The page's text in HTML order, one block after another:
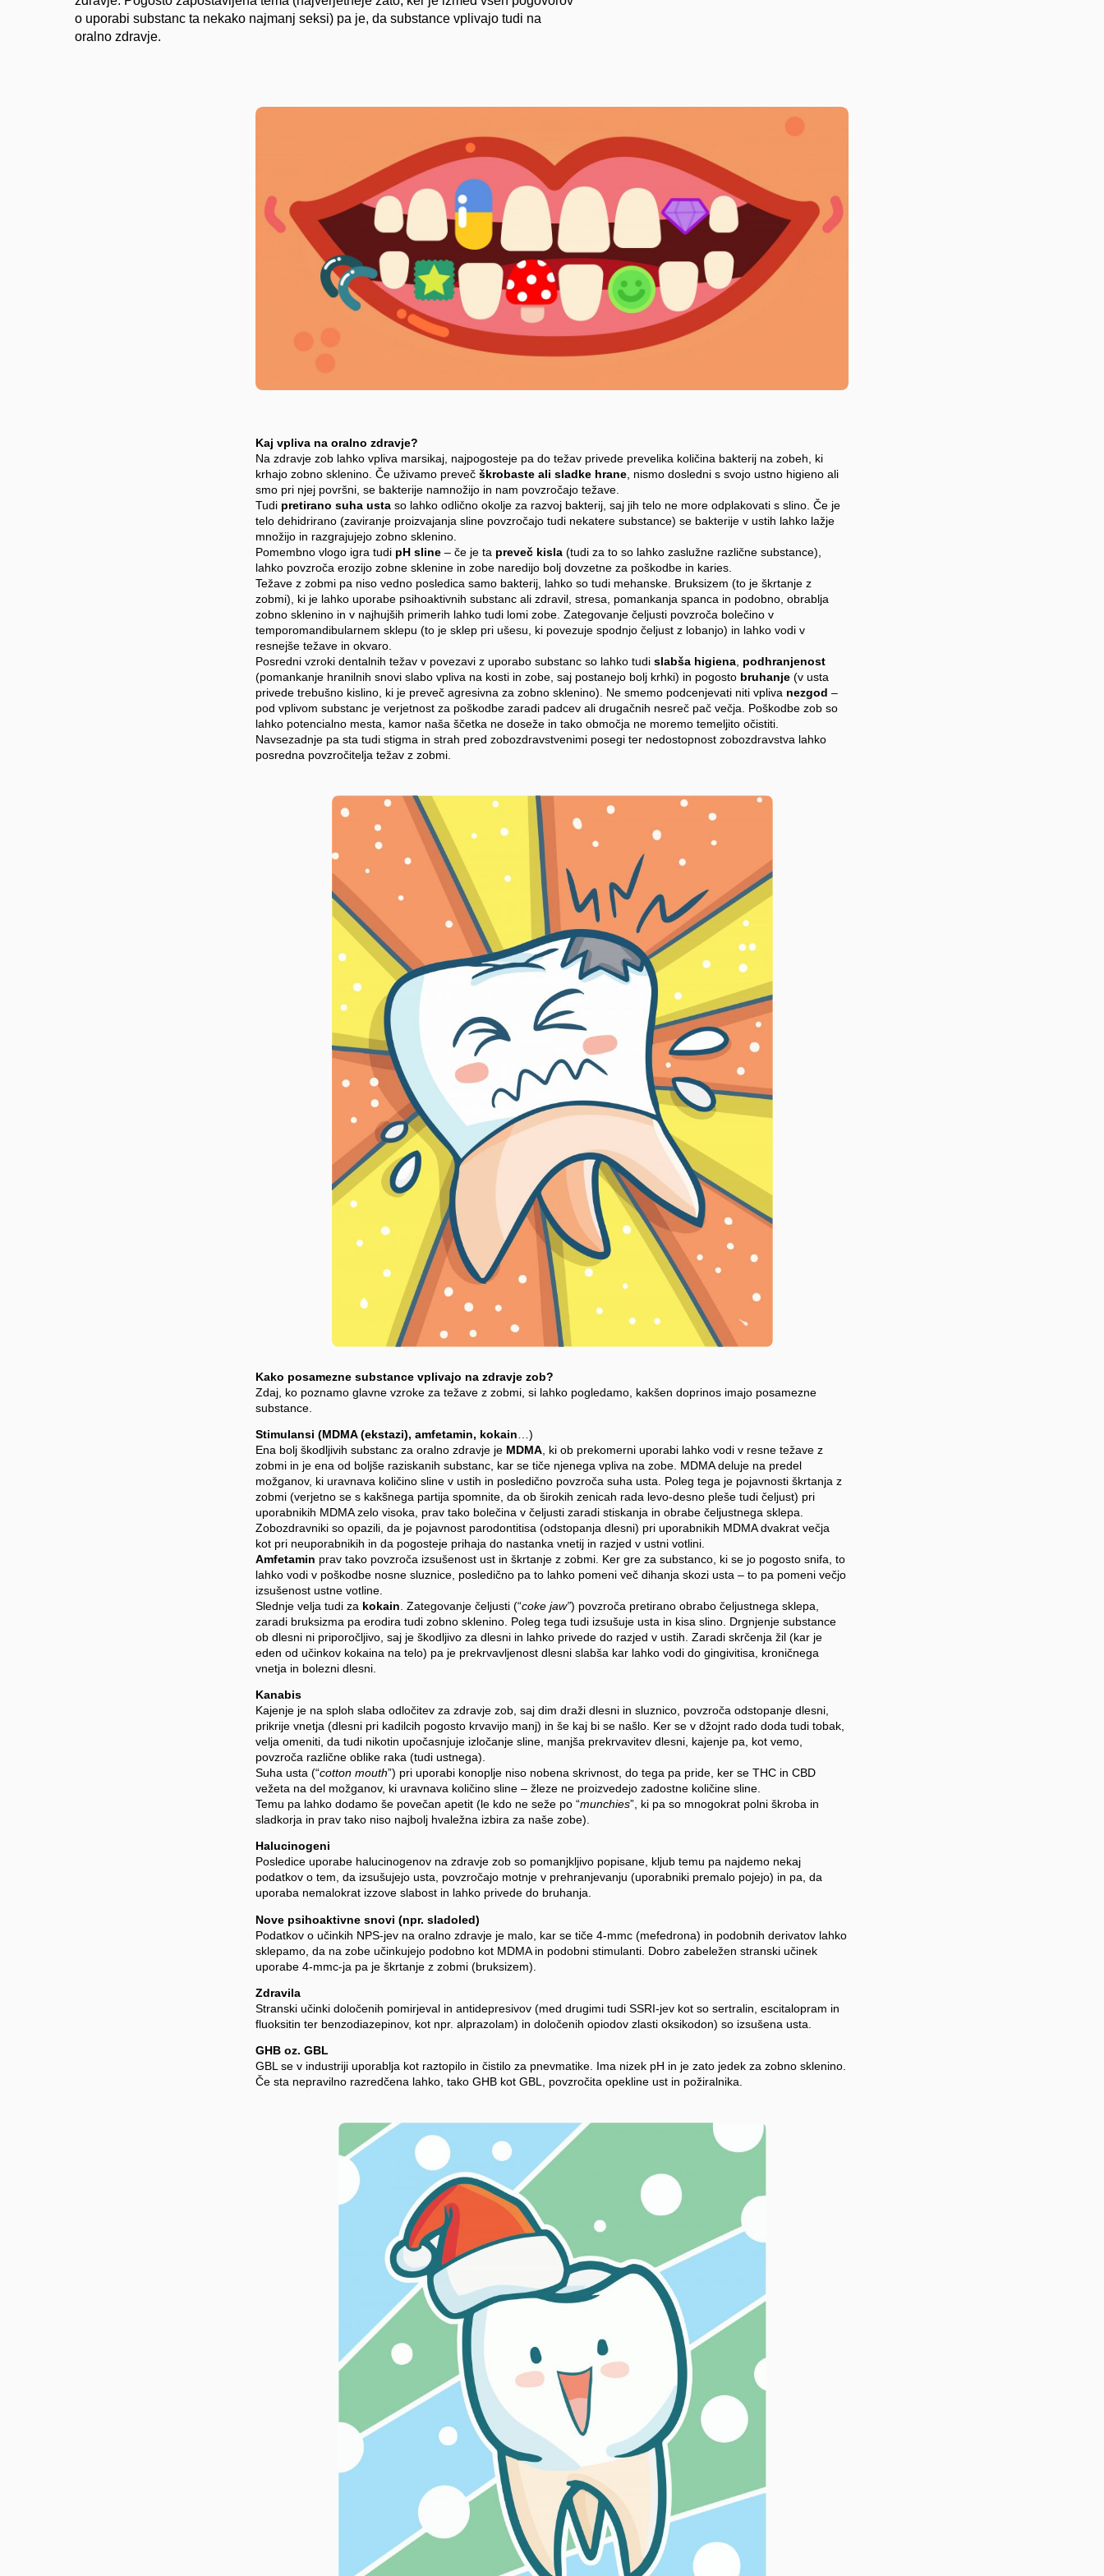
o uporabi substanc ta nekako najmanj seksi) pa je, da substance vplivajo tudi na
oralno zdravje.
Kaj vpliva na oralno zdravje?
Na zdravje zob lahko vpliva marsikaj, najpogosteje pa do težav privede prevelika količina bakterij na zobeh, ki
krhajo zobno sklenino. Če uživamo prevečškrobaste ali sladke hrane , nismo dosledni s svojo ustno higieno ali
smo pri njej površni, se bakterije namnožijo in nam povzročajo težave.
Tudi pretirano suha usta so lahko odlično okolje za razvoj bakterij, saj jih telo ne more odplakovati s slino. Če je
telo dehidrirano (zaviranje proizvajanja sline povzročajo tudi nekatere substance) se bakterije v ustih lahko lažje
množijo in razgrajujejo zobno sklenino.
Pomembno vlogo igra tudi pH sline – če je ta preveč kisla (tudi za to so lahko zaslužne različne substance),
lahko povzroča erozijo zobne sklenine in zobe naredijo bolj dovzetne za poškodbe in karies.
Težave z zobmi pa niso vedno posledica samo bakterij, lahko so tudi mehanske. Bruksizem (to je škrtanje z
zobmi), ki je lahko uporabe psihoaktivnih substanc ali zdravil, stresa, pomankanja spanca in podobno, obrablja
zobno sklenino in v najhujših primerih lahko tudi lomi zobe. Zategovanje čeljusti povzroča bolečino v
temporomandibularnem sklepu (to je sklep pri ušesu, ki povezuje spodnjo čeljust z lobanjo) in lahko vodi v
resnejše težave in okvaro.
Posredni vzroki dentalnih težav v povezavi z uporabo substanc so lahko tudislabša higiena podhranjenost
(pomankanje hranilnih snovi slabo vpliva na kosti in zobe, saj postanejo bolj krhki) in pogosto bruhanje (v usta
privede trebušno kislino, ki je preveč agresivna za zobno sklenino). Ne smemo podcenjevati niti vpliva nezgod –
pod vplivom substanc je verjetnost za poškodbe zaradi padcev ali drugačnih nesreč pač večja. Poškodbe zob so
lahko potencialno mesta, kamor naša ščetka ne doseže in tako območja ne moremo temeljito očistiti.
Navsezadnje pa sta tudi stigma in strah pred zobozdravstvenimi posegi ter nedostopnost zobozdravstva lahko
posredna povzročitelja težav z zobmi.
Kako posamezne substance vplivajo na zdravje zob?
Zdaj, ko poznamo glavne vzroke za težave z zobmi, si lahko pogledamo, kakšen doprinos imajo posamezne
substance.
Stimulansi (MDMA (ekstazi), amfetamin, kokain …)
Ena bolj škodljivih substanc za oralno zdravje je MDMA , ki ob prekomerni uporabi lahko vodi v resne težave z
zobmi in je ena od boljše raziskanih substanc, kar se tiče njenega vpliva na zobe. MDMA deluje na predel
možganov, ki uravnava količino sline v ustih in posledično povzroča suha usta. Poleg tega je pojavnosti škrtanja z
zobmi (verjetno se s kakšnega partija spomnite, da ob širokih zenicah rada levo-desno pleše tudi čeljust) pri
uporabnikih MDMA zelo visoka, prav tako bolečina v čeljusti zaradi stiskanja in obrabe čeljustnega sklepa.
Zobozdravniki so opazili, da je pojavnost parodontitisa (odstopanja dlesni) pri uporabnikih MDMA dvakrat večja
kot pri neuporabnikih in da pogosteje prihaja do nastanka vnetij in razjed v ustni votlini.
Amfetamin prav tako povzroča izsušenost ust in škrtanje z zobmi. Ker gre za substanco, ki se jo pogosto snifa, to
lahko vodi v poškodbe nosne sluznice, posledično pa to lahko pomeni več dihanja skozi usta – to pa pomeni večjo
izsušenost ustne votline.
Slednje velja tudi za kokain . Zategovanje čeljusti (“coke jaw”) povzroča pretirano obrabo čeljustnega sklepa,
zaradi bruksizma pa erodira tudi zobno sklenino. Poleg tega tudi izsušuje usta in kisa slino. Drgnjenje substance
ob dlesni ni priporočljivo, saj je škodljivo za dlesni in lahko privede do razjed v ustih. Zaradi skrčenja žil (kar je
eden od učinkov kokaina na telo) pa je prekrvavljenost dlesni slabša kar lahko vodi do gingivitisa, kroničnega
vnetja in bolezni dlesni.
Kanabis
Kajenje je na sploh slaba odločitev za zdravje zob, saj dim draži dlesni in sluznico, povzroča odstopanje dlesni,
prikrije vnetja (dlesni pri kadilcih pogosto krvavijo manj) in še kaj bi se našlo. Ker se v džojnt rado doda tudi tobak,
velja omeniti, da tudi nikotin upočasnjuje izločanje sline, manjša prekrvavitev dlesni, kajenje pa, kot vemo,
povzroča različne oblike raka (tudi ustnega).
Suha usta (“cotton mouth”) pri uporabi konoplje niso nobena skrivnost, do tega pa pride, ker se THC in CBD
vežeta na del možganov, ki uravnava količino sline – žleze ne proizvedejo zadostne količine sline.
Temu pa lahko dodamo še povečan apetit (le kdo ne seže po “munchies”, ki pa so mnogokrat polni škroba in
sladkorja in prav tako niso najbolj hvaležna izbira za naše zobe).
Halucinogeni
Posledice uporabe halucinogenov na zdravje zob so pomanjkljivo popisane, kljub temu pa najdemo nekaj
podatkov o tem, da izsušujejo usta, povzročajo motnje v prehranjevanju (uporabniki premalo pojejo) in pa, da
uporaba nemalokrat izzove slabost in lahko privede do bruhanja.
Nove psihoaktivne snovi (npr. sladoled)
Podatkov o učinkih NPS-jev na oralno zdravje je malo, kar se tiče 4-mmc (mefedrona) in podobnih derivatov lahko
sklepamo, da na zobe učinkujejo podobno kot MDMA in podobni stimulanti. Dobro zabeležen stranski učinek
uporabe 4-mmc-ja pa je škrtanje z zobmi (bruksizem).
Zdravila
Stranski učinki določenih pomirjeval in antidepresivov (med drugimi tudi SSRI-jev kot so sertralin, escitalopram in
fluoksitin ter benzodiazepinov, kot npr. alprazolam) in določenih opiodov zlasti oksikodon) so izsušena usta.
GHB oz. GBL
GBL se v industriji uporablja kot raztopilo in čistilo za pnevmatike. Ima nizek pH in je zato jedek za zobno sklenino.
Če sta nepravilno razredčena lahko, tako GHB kot GBL, povzročita opekline ust in požiralnika.